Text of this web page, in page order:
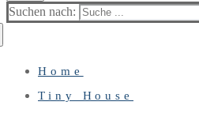
Suchen nach:
Home
Tiny House